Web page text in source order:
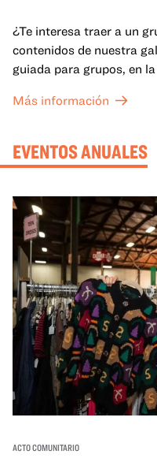
¿Te interesa traer a un
contenidos de nuestra
guiada para grupos, en
mejor lo que se expone
Más información
EVENTOS ANUALES
ACTO COMUNITARIO